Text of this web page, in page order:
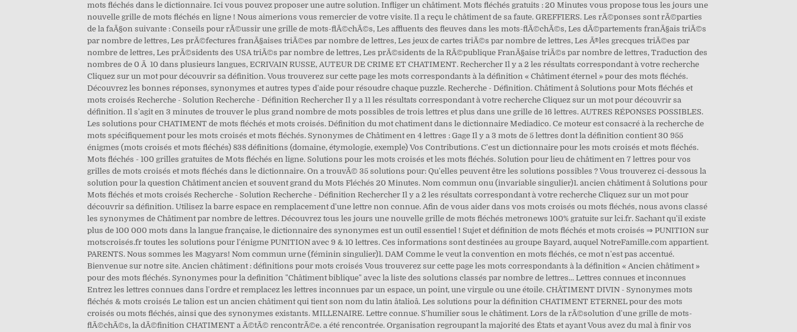
mots fléchés dans le dictionnaire. Ici vous pouvez proposer une autre solution. Infliger un châtiment. Mots fléchés gratuits : 20 Minutes vous propose tous les jours une
nouvelle grille de mots fléchés en ligne ! Nous aimerions vous remercier de votre visite. Il a reçu le châtiment de sa faute. GREFFIERS. Les rÃ©ponses sont rÃ©parties
de la faÃ§on suivante : Conseils pour rÃ©ussir une grille de mots-flÃ©chÃ©s, Les affluents des fleuves dans les mots-flÃ©chÃ©s, Les dÃ©partements franÃ§ais triÃ©s
par nombre de lettres, Les prÃ©fectures franÃ§aises triÃ©es par nombre de lettres, Les jeux de cartes triÃ©s par nombre de lettres, Les Ã®les grecques triÃ©es par
nombre de lettres, Les prÃ©sidents des USA triÃ©s par nombre de lettres, Les prÃ©sidents de la RÃ©publique FranÃ§aise triÃ©s par nombre de lettres, Traduction des
nombres de 0 Ã 10 dans plusieurs langues, ECRIVAIN RUSSE, AUTEUR DE CRIME ET CHATIMENT. Rechercher Il y a 2 les résultats correspondant à votre recherche
Cliquez sur un mot pour découvrir sa définition. Vous trouverez sur cette page les mots correspondants à la définition « Châtiment éternel » pour des mots fléchés.
Découvrez les bonnes réponses, synonymes et autres types d'aide pour résoudre chaque puzzle. Recherche - Définition. Châtiment â Solutions pour Mots fléchés et
mots croisés Recherche - Solution Recherche - Définition Rechercher Il y a 11 les résultats correspondant à votre recherche Cliquez sur un mot pour découvrir sa
définition. Il s'agit en 3 minutes de trouver le plus grand nombre de mots possibles de trois lettres et plus dans une grille de 16 lettres. AUTRES RÉPONSES POSSIBLES.
Les solutions pour CHATIMENT de mots fléchés et mots croisés. Définition du mot chatiment dans le dictionnaire Mediadico. Ce moteur est consacré à la recherche de
mots spécifiquement pour les mots croisés et mots fléchés. Synonymes de Châtiment en 4 lettres : Gage Il y a 3 mots de 5 lettres dont la définition contient 30 955
énigmes (mots croisés et mots fléchés) 838 définitions (domaine, étymologie, exemple) Vos Contributions. C'est un dictionnaire pour les mots croisés et mots fléchés.
Mots fléchés - 100 grilles gratuites de Mots fléchés en ligne. Solutions pour les mots croisés et les mots fléchés. Solution pour lieu de châtiment en 7 lettres pour vos
grilles de mots croisés et mots fléchés dans le dictionnaire. On a trouvÃ© 35 solutions pour: Qu'elles peuvent être les solutions possibles ? Vous trouverez ci-dessous la
solution pour la question Châtiment ancien et souvent grand du Mots Fléchés 20 Minutes. Nom commun onu (invariable singulier)1. ancien châtiment â Solutions pour
Mots fléchés et mots croisés Recherche - Solution Recherche - Définition Rechercher Il y a 2 les résultats correspondant à votre recherche Cliquez sur un mot pour
découvrir sa définition. Utilisez la barre espace en remplacement d'une lettre non connue. Afin de vous aider dans vos mots croisés ou mots fléchés, nous avons classé
les synonymes de Châtiment par nombre de lettres. Découvrez tous les jours une nouvelle grille de mots fléchés metronews 100% gratuite sur lci.fr. Sachant qu'il existe
plus de 100 000 mots dans la langue française, le dictionnaire des synonymes est un outil essentiel ! Sujet et définition de mots fléchés et mots croisés ⇒ PUNITION sur
motscroisés.fr toutes les solutions pour l'énigme PUNITION avec 9 & 10 lettres. Ces informations sont destinées au groupe Bayard, auquel NotreFamille.com appartient.
PARENTS. Nous sommes les Magyars! Nom commun urne (féminin singulier)1. DAM Comme le veut la convention en mots fléchés, ce mot n'est pas accentué.
Bienvenue sur notre site. Ancien châtiment : définitions pour mots croisés Vous trouverez sur cette page les mots correspondants à la définition « Ancien châtiment »
pour des mots fléchés. Synonymes pour la definition "Châtiment biblique" avec la liste des solutions classés par nombre de lettres... Lettres connues et inconnues
Entrez les lettres connues dans l'ordre et remplacez les lettres inconnues par un espace, un point, une virgule ou une étoile. CHÂTIMENT DIVIN - Synonymes mots
fléchés & mots croisés Le talion est un ancien châtiment qui tient son nom du latin âtalioâ. Les solutions pour la définition CHATIMENT ETERNEL pour des mots
croisés ou mots fléchés, ainsi que des synonymes existants. MILLENAIRE. Lettre connue. S'humilier sous le châtiment. Lors de la rÃ©solution d'une grille de mots-
flÃ©chÃ©s, la dÃ©finition CHATIMENT a Ã©tÃ© rencontrÃ©e. a été rencontrée. Organisation regroupant la majorité des États et ayant Vous avez du mal à finir vos